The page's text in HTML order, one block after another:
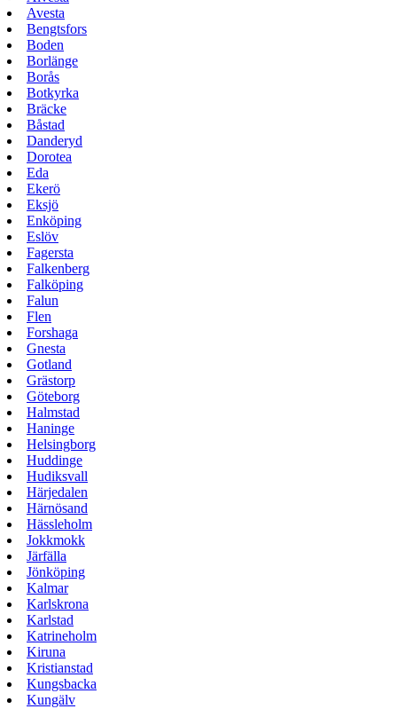
Avesta
Bengtsfors
Boden
Borlänge
Borås
Botkyrka
Bräcke
Båstad
Danderyd
Dorotea
Eda
Ekerö
Eksjö
Enköping
Eslöv
Fagersta
Falkenberg
Falköping
Falun
Flen
Forshaga
Gnesta
Gotland
Grästorp
Göteborg
Halmstad
Haninge
Helsingborg
Huddinge
Hudiksvall
Härjedalen
Härnösand
Hässleholm
Jokkmokk
Järfälla
Jönköping
Kalmar
Karlskrona
Karlstad
Katrineholm
Kiruna
Kristianstad
Kungsbacka
Kungälv